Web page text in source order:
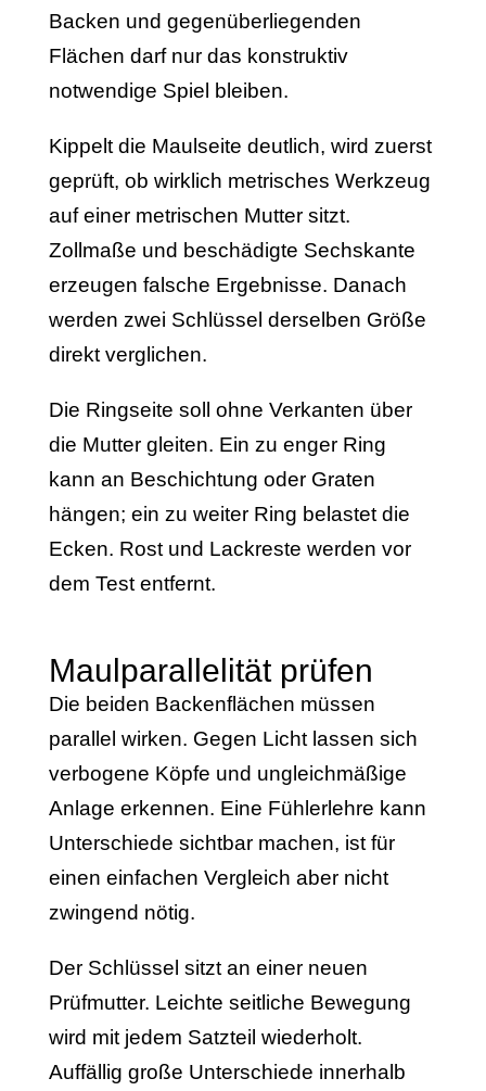
Backen und gegenüberliegenden
Flächen darf nur das konstruktiv
notwendige Spiel bleiben.
Kippelt die Maulseite deutlich, wird zuerst
geprüft, ob wirklich metrisches Werkzeug
auf einer metrischen Mutter sitzt.
Zollmaße und beschädigte Sechskante
erzeugen falsche Ergebnisse. Danach
werden zwei Schlüssel derselben Größe
direkt verglichen.
Die Ringseite soll ohne Verkanten über
die Mutter gleiten. Ein zu enger Ring
kann an Beschichtung oder Graten
hängen; ein zu weiter Ring belastet die
Ecken. Rost und Lackreste werden vor
dem Test entfernt.
Maulparallelität prüfen
Die beiden Backenflächen müssen
parallel wirken. Gegen Licht lassen sich
verbogene Köpfe und ungleichmäßige
Anlage erkennen. Eine Fühlerlehre kann
Unterschiede sichtbar machen, ist für
einen einfachen Vergleich aber nicht
zwingend nötig.
Der Schlüssel sitzt an einer neuen
Prüfmutter. Leichte seitliche Bewegung
wird mit jedem Satzteil wiederholt.
Auffällig große Unterschiede innerhalb